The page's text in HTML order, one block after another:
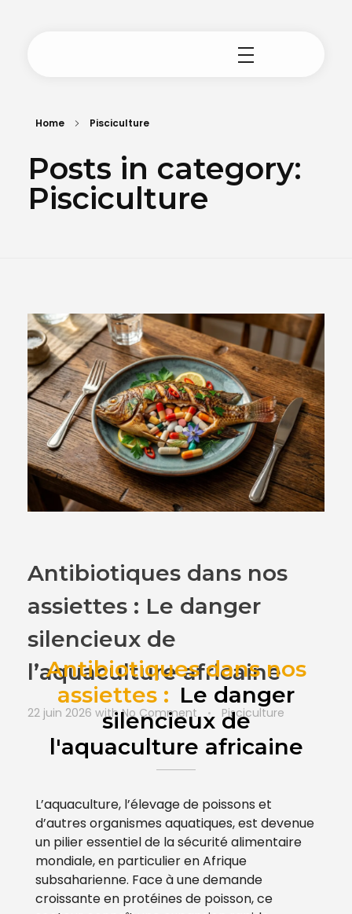
Home Pisciculture
Posts in category:
Pisciculture
Antibiotiques dans nos
assiettes : Le danger
silencieux de
l’aquaculture africaine
22 juin 2026 with No Comment Pisciculture
Antibiotiques dans nos
assiettes : Le danger
silencieux de
l'aquaculture africaine
L’aquaculture, l’élevage de poissons et
d’autres organismes aquatiques, est devenue
un pilier essentiel de la sécurité alimentaire
mondiale, en particulier en Afrique
subsaharienne. Face à une demande
croissante en protéines de poisson, ce